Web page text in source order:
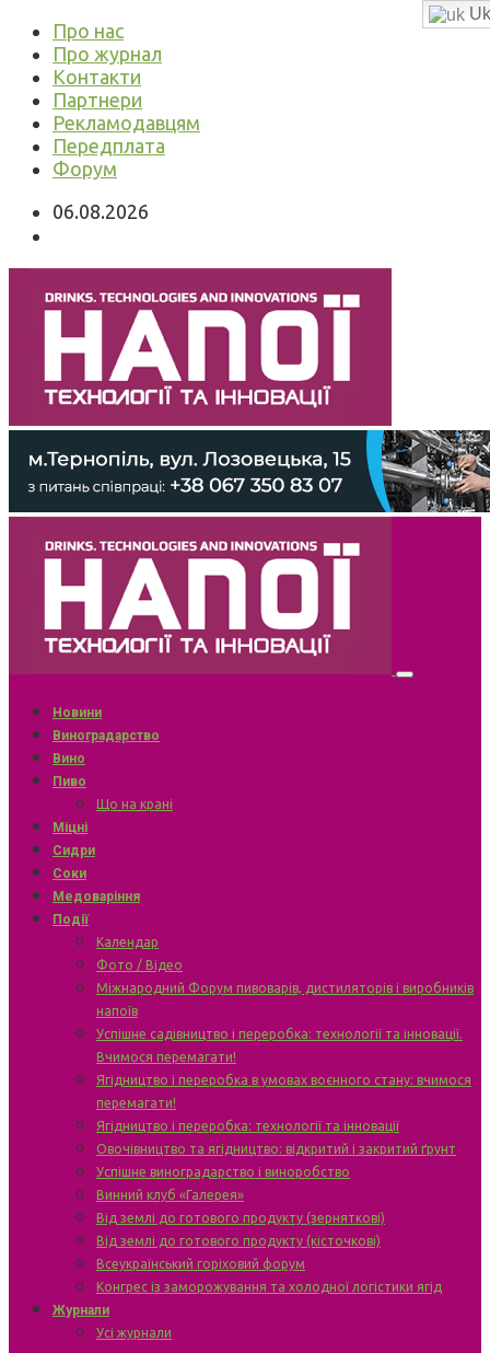
Про нас
Про журнал
Контакти
Партнери
Рекламодавцям
Передплата
Форум
06.08.2026
Новини
Виноградарство
Вино
Пиво
Що на крані
Міцні
Сидри
Соки
Медоваріння
Події
Календар
Фото / Відео
Міжнародний Форум пивоварів, дистиляторів і виробників
напоїв
Успішне садівництво і переробка: технології та інновації.
Вчимося перемагати!
Ягідництво і переробка в умовах воєнного стану: вчимося
перемагати!
Ягідництво і переробка: технології та інновації
Овочівництво та ягідництво: відкритий і закритий ґрунт
Успішне виноградарство і виноробство
Винний клуб «Галерея»
Від землі до готового продукту (зерняткові)
Від землі до готового продукту (кісточкові)
Всеукраїнський горіховий форум
Конгрес із заморожування та холодної логістики ягід
Журнали
Усі журнали